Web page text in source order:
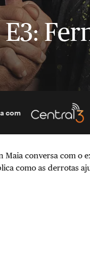
com
conversa com o
como as derrotas